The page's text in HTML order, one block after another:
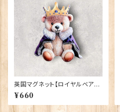
英国マグネット【ロイヤルベア】E
lgate Products 90030（799
13）
¥660